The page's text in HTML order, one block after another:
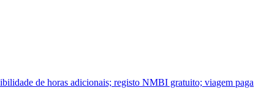
de horas adicionais; registo NMBI gratuito; viagem paga